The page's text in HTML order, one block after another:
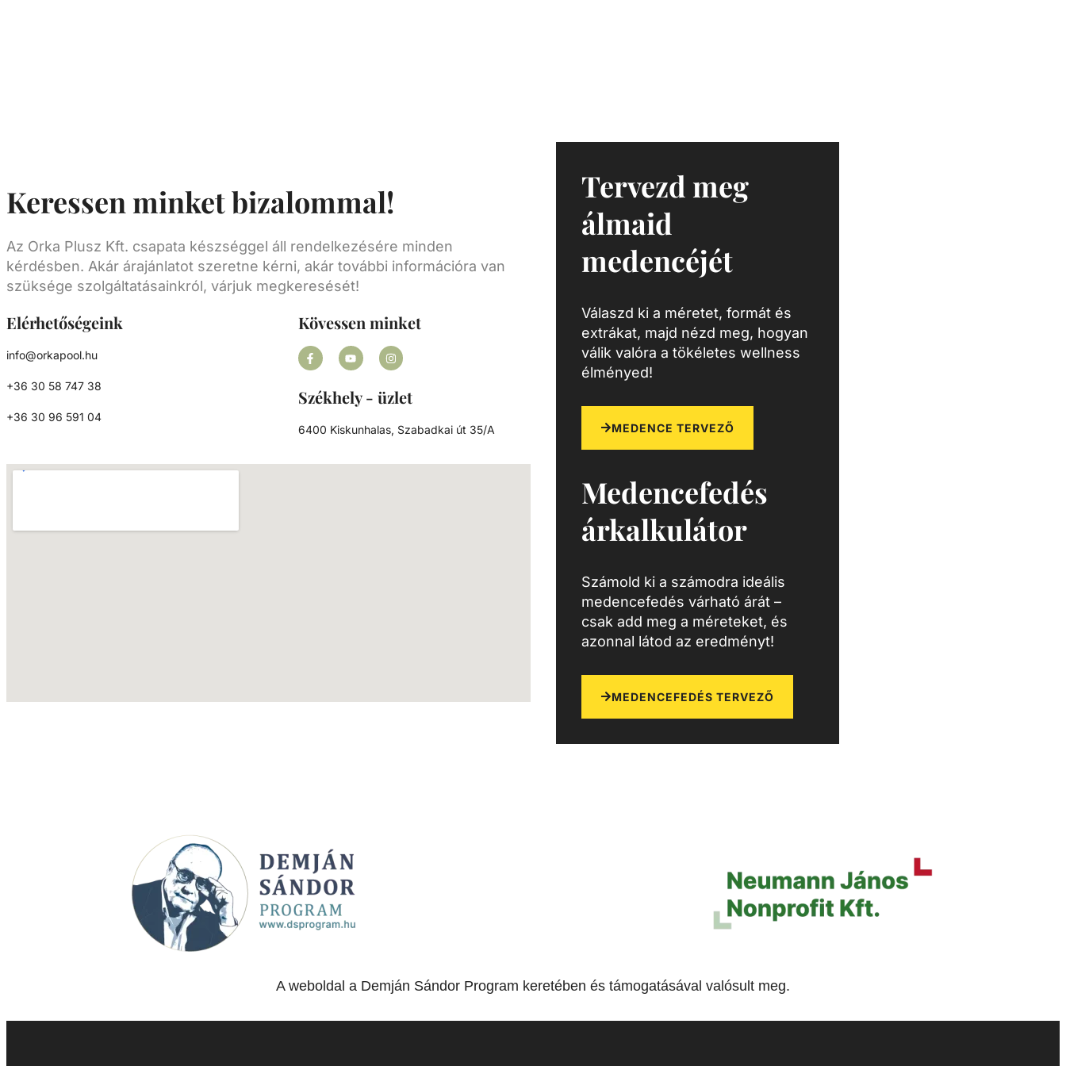
Keressen minket bizalommal!
Az Orka Plusz Kft. csapata készséggel áll rendelkezésére minden
kérdésben. Akár árajánlatot szeretne kérni, akár további információra van
szüksége szolgáltatásainkról, várjuk megkeresését!
Elérhetőségeink
info@orkapool.hu
+36 30 58 747 38
+36 30 96 591 04
Kövessen minket
Székhely - üzlet
6400 Kiskunhalas, Szabadkai út 35/A
Tervezd meg
álmaid
medencéjét
Válaszd ki a méretet, formát és
extrákat, majd nézd meg, hogyan
válik valóra a tökéletes wellness
élményed!
MEDENCE TERVEZŐ
Medencefedés
árkalkulátor
Számold ki a számodra ideális
medencefedés várható árát –
csak add meg a méreteket, és
azonnal látod az eredményt!
MEDENCEFEDÉS TERVEZŐ
A weboldal a Demján Sándor Program keretében és támogatásával valósult meg.